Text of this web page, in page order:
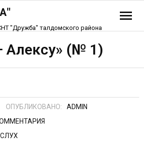
"Дружба" талдомского района
Алексу» (№ 1)
ОПУБЛИКОВАНО:
ADMIN